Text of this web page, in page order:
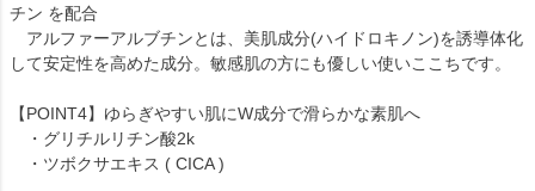
チン を配合
アルファーアルブチンとは、美肌成分(ハイドロキノン)を誘導体化
して安定性を高めた成分。敏感肌の方にも優しい使いここちです。
【POINT4】ゆらぎやすい肌にW成分で滑らかな素肌へ
・グリチルリチン酸2k
・ツボクサエキス ( CICA )